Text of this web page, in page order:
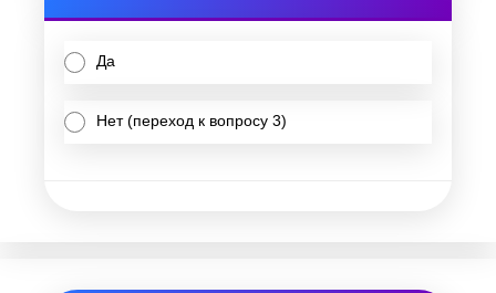
Да
Нет (переход к вопросу 3)